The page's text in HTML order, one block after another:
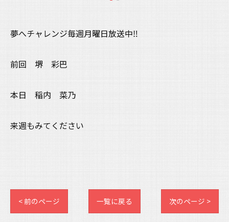
夢へチャレンジ毎週月曜日放送中‼️
前回 堺 彩巴
本日 稲内 菜乃
来週もみてください
< 前のページ 一覧に戻る 次のページ >